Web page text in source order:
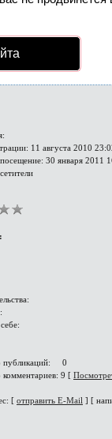
11 августа 2010
30 января 2011
публикаций: 0
комментариев: 9 [
[ отправить E-Mail ] [